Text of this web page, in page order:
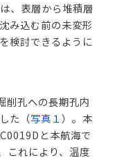
、表層から堆積層
み込む前の未変形
検討できるように
孔への長期孔内
た（写真１）。本
と本航海で
これにより、温度